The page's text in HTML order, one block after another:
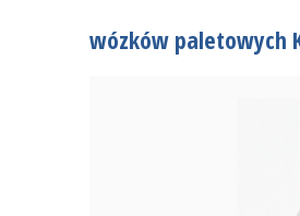
wózków paletowych